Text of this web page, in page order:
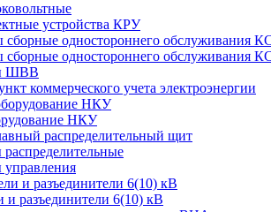
устройства КРУ
сборные одностороннего обслуживания
сборные одностороннего обслуживания
ШВВ
коммерческого учета электроэнергии
НКУ
распределительный щит
и разъединители 6(10) кВ